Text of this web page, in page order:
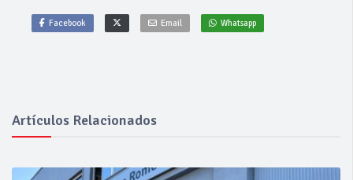
Facebook Email Whatsapp
Artículos Relacionados